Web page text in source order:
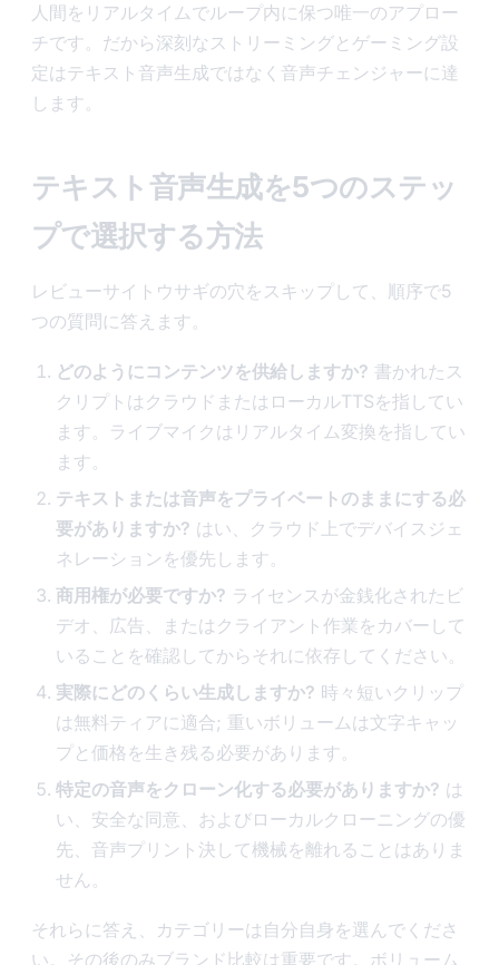
人間をリアルタイムでループ内に保つ唯一のアプロー
チです。だから深刻なストリーミングとゲーミング設
定はテキスト音声生成ではなく音声チェンジャーに達
します。
テキスト音声生成を5つのステッ
プで選択する方法
レビューサイトウサギの穴をスキップして、順序で5
つの質問に答えます。
どのようにコンテンツを供給しますか? 書かれたス
クリプトはクラウドまたはローカルTTSを指してい
ます。ライブマイクはリアルタイム変換を指してい
ます。
テキストまたは音声をプライベートのままにする必
要がありますか? はい、クラウド上でデバイスジェ
ネレーションを優先します。
商用権が必要ですか? ライセンスが金銭化されたビ
デオ、広告、またはクライアント作業をカバーして
いることを確認してからそれに依存してください。
実際にどのくらい生成しますか? 時々短いクリップ
は無料ティアに適合; 重いボリュームは文字キャッ
プと価格を生き残る必要があります。
特定の音声をクローン化する必要がありますか? は
い、安全な同意、およびローカルクローニングの優
先、音声プリント決して機械を離れることはありま
せん。
それらに答え、カテゴリーは自分自身を選んでくださ
い。その後のみブランド比較は重要です。ボリューム